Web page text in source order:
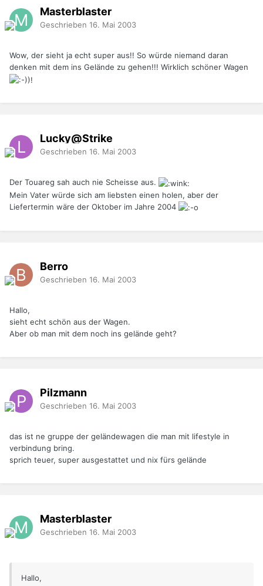
Masterblaster
Geschrieben 16. Mai 2003
Wow, der sieht ja echt super aus!! So würde niemand daran
denken mit dem ins Gelände zu gehen!!! Wirklich schöner Wagen
Lucky@Strike
Geschrieben 16. Mai 2003
Der Touareg sah auch nie Scheisse aus.
Mein Vater würde sich am liebsten einen holen, aber der
Liefertermin wäre der Oktober im Jahre 2004
Berro
Geschrieben 16. Mai 2003
Hallo,
sieht echt schön aus der Wagen.
Aber ob man mit dem noch ins gelände geht?
Pilzmann
Geschrieben 16. Mai 2003
das ist ne gruppe der geländewagen die man mit lifestyle in
verbindung bring.
sprich teuer, super ausgestattet und nix fürs gelände
Masterblaster
Geschrieben 16. Mai 2003
Hallo,